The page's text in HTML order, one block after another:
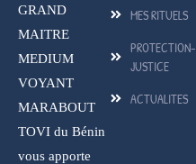
GRAND
MAITRE
MEDIUM
VOYANT
MARABOUT
TOVI du Bénin
vous apporte
MES RITUELS
PROTECTION-
JUSTICE
ACTUALITES